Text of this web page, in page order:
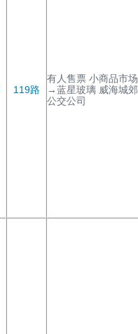
119路
有人售票 小商品市场
→蓝星玻璃 威海城郊
公交公司